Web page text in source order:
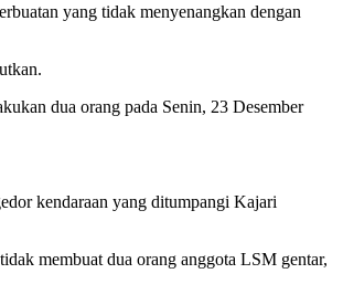
yang tidak menyenangkan dengan
dua orang pada Senin, 23 Desember
kendaraan yang ditumpangi Kajari
membuat dua orang anggota LSM gentar,